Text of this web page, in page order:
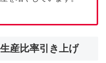
産比率引き上げ